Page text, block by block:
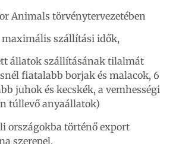
Animals törvénytervezetében
szállítási idők,
állatok szállításának tilalmát
fiatalabb borjak és malacok, 6
juhok és kecskék, a vemhességi
túllevő anyaállatok)
országokba történő export
szerepel.